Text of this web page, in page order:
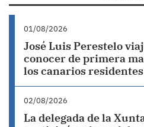
01/08/2026
José Luis Perestelo
conocer de primera
los canarios
02/08/2026
La delegada de la